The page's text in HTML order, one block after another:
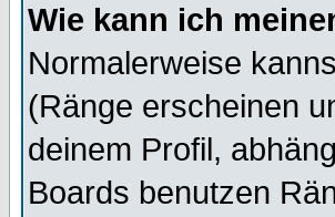
Wie kann ich
Normalerweise
(Ränge erscheinen
deinem Profil,
Boards benutzen